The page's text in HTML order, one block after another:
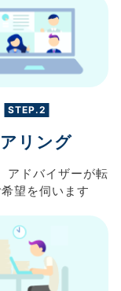
STEP.2
リング
アドバイザーが転
希望を伺います